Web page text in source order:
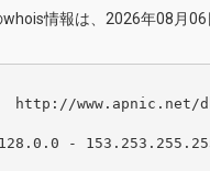
whois情報は、2026年08月
http://www.apnic.net/
-